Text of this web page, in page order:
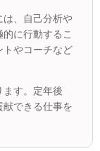
は、自己分析や
に行動するこ
トやコーチなど
す。定年後
献できる仕事を